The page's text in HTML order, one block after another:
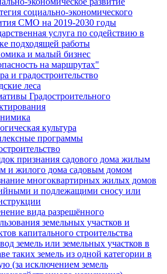
социально-экономического
СМО на 2019-2030 годы
услуга по содействию в
подходящей работы
и малый бизнес
на маршрутах"
и градостроительство
леса
Градостроительного
культура
программы
признания садового дома жилым
и жилого дома садовым домом
многоквартирных жилых домов
и подлежащими сносу или
вида разрешённого
земельных участков и
капитального строительства
земель или земельных участков в
таких земель из одной категории в
(за исключением земель